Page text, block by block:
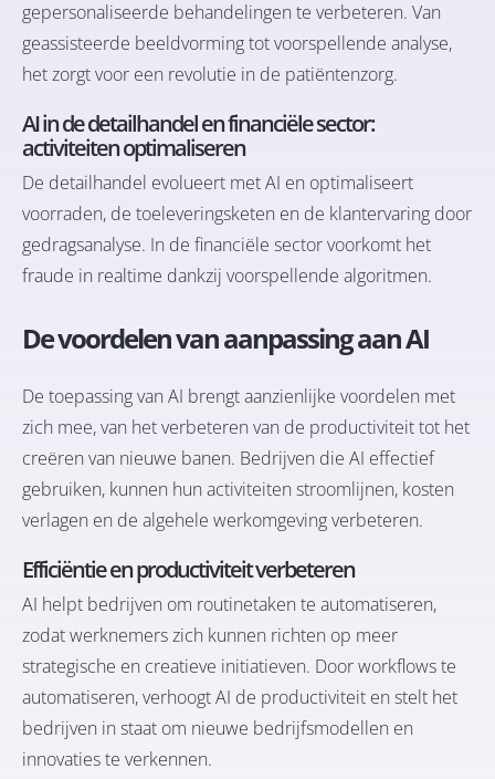
gepersonaliseerde behandelingen te verbeteren. Van
geassisteerde beeldvorming tot voorspellende analyse,
het zorgt voor een revolutie in de patiëntenzorg.
AI in de detailhandel en financiële sector:
activiteiten optimaliseren
De detailhandel evolueert met AI en optimaliseert
voorraden, de toeleveringsketen en de klantervaring door
gedragsanalyse. In de financiële sector voorkomt het
fraude in realtime dankzij voorspellende algoritmen.
De voordelen van aanpassing aan AI
De toepassing van AI brengt aanzienlijke voordelen met
zich mee, van het verbeteren van de productiviteit tot het
creëren van nieuwe banen. Bedrijven die AI effectief
gebruiken, kunnen hun activiteiten stroomlijnen, kosten
verlagen en de algehele werkomgeving verbeteren.
Efficiëntie en productiviteit verbeteren
AI helpt bedrijven om routinetaken te automatiseren,
zodat werknemers zich kunnen richten op meer
strategische en creatieve initiatieven. Door workflows te
automatiseren, verhoogt AI de productiviteit en stelt het
bedrijven in staat om nieuwe bedrijfsmodellen en
innovaties te verkennen.